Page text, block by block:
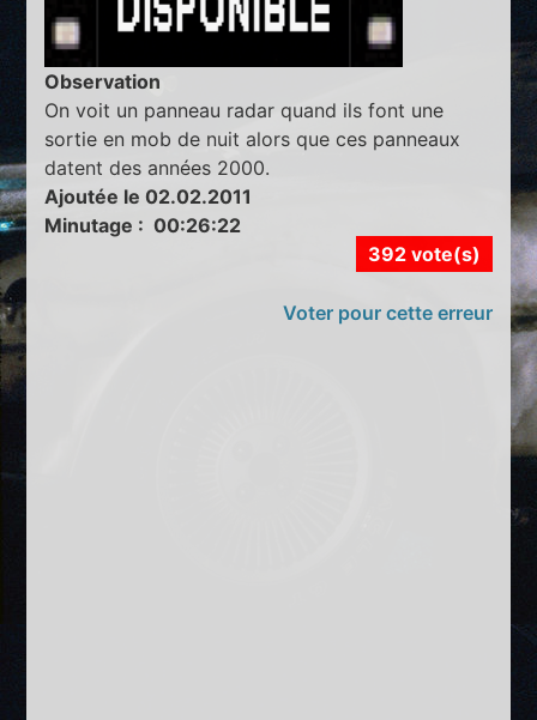
Observation
On voit un panneau radar quand ils font une
sortie en mob de nuit alors que ces panneaux
datent des années 2000.
Ajoutée le 02.02.2011
Minutage : 00:26:22
392 vote(s)
Voter pour cette erreur